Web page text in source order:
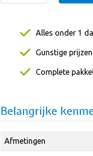
Alles onder 1
Gunstige
Complete
Belangrijke
Afmetingen